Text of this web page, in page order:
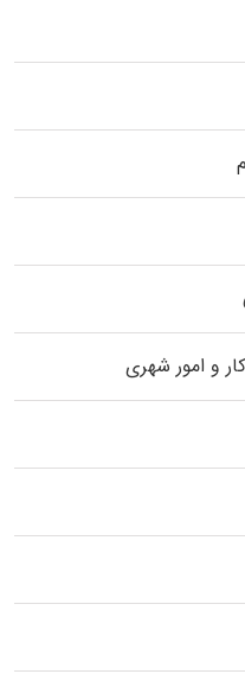
و امور شهری